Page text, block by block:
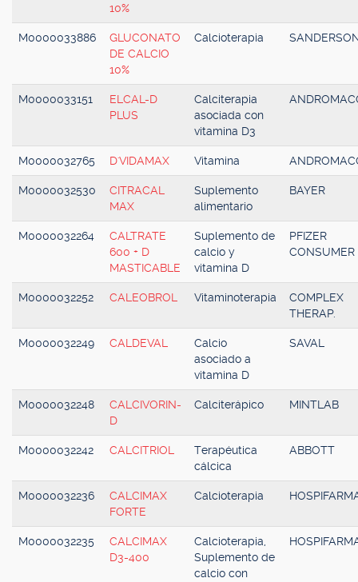
10%
M0000033886
GLUCONATO
DE CALCIO
10%
Calcioterapia
M0000033151
ELCAL-D
PLUS
Calciterapia
asociada con
vitamina D3
M0000032765 D'VIDAMAX Vitamina
M0000032530
CITRACAL
MAX
Suplemento
alimentario
BAYER
M0000032264
CALTRATE
600 + D
MASTICABLE
Suplemento de
calcio y
vitamina D
PFIZER
CONSUMER
M0000032252 CALEOBROL Vitaminoterapia
COMPLEX
THERAP.
M0000032249 CALDEVAL
Calcio
asociado a
vitamina D
SAVAL
M0000032248
CALCIVORIN-
D
Calciterápico MINTLAB
M0000032242 CALCITRIOL
Terapéutica
cálcica
ABBOTT
M0000032236
CALCIMAX
FORTE
Calcioterapia
M0000032235
CALCIMAX
D3-400
Calcioterapia,
Suplemento de
calcio con